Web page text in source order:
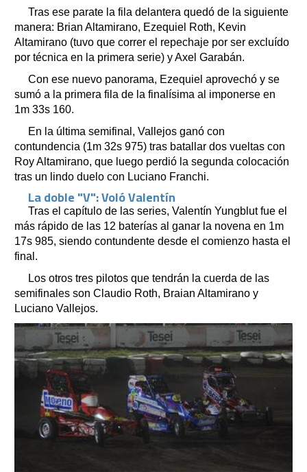
Tras ese parate la fila delantera quedó de la siguiente
manera: Brian Altamirano, Ezequiel Roth, Kevin
Altamirano (tuvo que correr el repechaje por ser excluído
por técnica en la primera serie) y Axel Garabán.
Con ese nuevo panorama, Ezequiel aprovechó y se
sumó a la primera fila de la finalísima al imponerse en
1m 33s 160.
En la última semifinal, Vallejos ganó con
contundencia (1m 32s 975) tras batallar dos vueltas con
Roy Altamirano, que luego perdió la segunda colocación
tras un lindo duelo con Luciano Franchi.
La doble "V": Voló Valentín
Tras el capítulo de las series, Valentín Yungblut fue el
más rápido de las 12 baterías al ganar la novena en 1m
17s 985, siendo contundente desde el comienzo hasta el
final.
Los otros tres pilotos que tendrán la cuerda de las
semifinales son Claudio Roth, Braian Altamirano y
Luciano Vallejos.